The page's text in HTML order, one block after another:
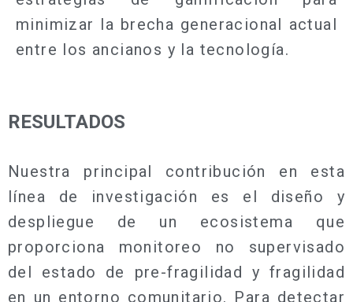
minimizar la brecha generacional actual
entre los ancianos y la tecnología.
RESULTADOS
Nuestra principal contribución en esta
línea de investigación es el diseño y
despliegue de un ecosistema que
proporciona monitoreo no supervisado
del estado de pre-fragilidad y fragilidad
en un entorno comunitario. Para detectar